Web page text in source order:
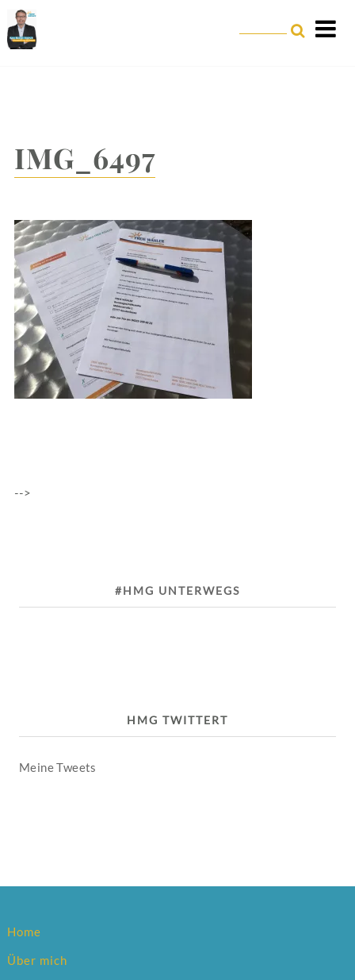
IMG_6497
-->
#HMG UNTERWEGS
HMG TWITTERT
Meine Tweets
Home
Über mich